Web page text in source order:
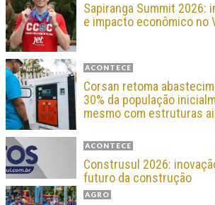
Sapiranga Summit 2026:
e impacto econômico no
ACONTECE
Corsan retoma
30% da população
mesmo com estruturas
ACONTECE
Construsul 2026:
futuro da construção
AGRO